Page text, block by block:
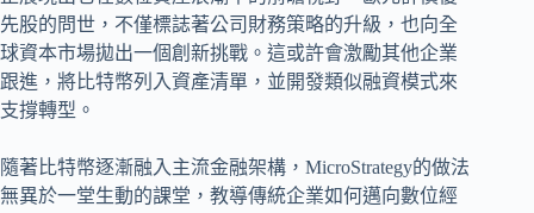
先股的問世，不僅標誌著公司財務策略的升級，也向全
球資本市場拋出一個創新挑戰。這或許會激勵其他企業
跟進，將比特幣列入資產清單，並開發類似融資模式來
支撐轉型。
隨著比特幣逐漸融入主流金融架構，MicroStrategy的做法
無異於一堂生動的課堂，教導傳統企業如何邁向數位經